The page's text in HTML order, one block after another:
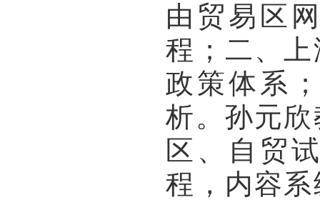
由贸易区
程；二、
政策体系
析。孙元
区、自贸
程，内容